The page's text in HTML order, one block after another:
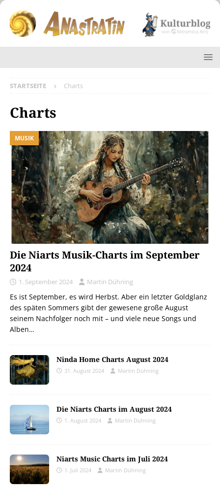
STARTSEITE Charts
Charts
MUSIK
Die Niarts Musik-Charts im September
2024
1. September 2024 Martin Dühning
Es ist September, es wird Herbst. Aber ein letzter Goldglanz
des späten Sommers gibt der gewesene große August
seinem Nachfolger noch mit – und viele neue Songs und
Alben…
Ninda Home Charts August 2024
31. August 2024 Martin Dühning
Die Niarts Charts im August 2024
1. August 2024 Martin Dühning
Niarts Music Charts im Juli 2024
1. Juli 2024 Martin Dühning